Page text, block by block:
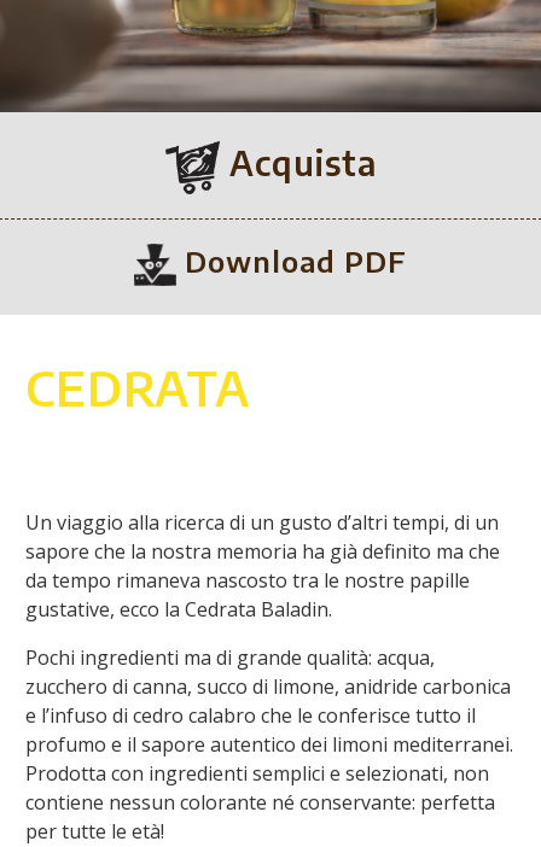
Acquista
Download PDF
CEDRATA
Un viaggio alla ricerca di un gusto d’altri tempi, di un
sapore che la nostra memoria ha già definito ma che
da tempo rimaneva nascosto tra le nostre papille
gustative, ecco la Cedrata Baladin.
Pochi ingredienti ma di grande qualità: acqua,
zucchero di canna, succo di limone, anidride carbonica
e l’infuso di cedro calabro che le conferisce tutto il
profumo e il sapore autentico dei limoni mediterranei.
Prodotta con ingredienti semplici e selezionati, non
contiene nessun colorante né conservante: perfetta
per tutte le età!